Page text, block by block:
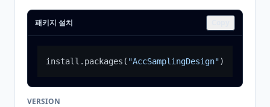
패키지 설치
install.packages ( "AccSamplingDesign")
VERSION